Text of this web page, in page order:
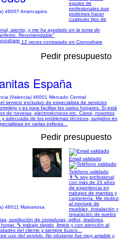
46007 Arrancapins
equipo de
profesionales que
podemos hacer
cualquier tipo de
atento, y me ha ayudado en la toma de
Recomendable"
12 veces contratado en Cronoshare
Pedir presupuesto
España
(Valencia) 46001 Mercado Central
servicio exclusivo de especialista de servicios
y es para facilitar los varios hogares. Si está
de neveras, electrotécnicos etc. Caros, nosotros
adecuada de los problemas técnicos, surgidos en
en varias esferas...
Pedir presupuesto
46011 Malvarrosa
Email validado
Teléfono validado
👨‍🔧 soy profesional
con más de 20 años
de experiencia en
trabajos de manitas y
carpintería. Me dedico
al montaje de
muebles, instalación y
reparación de suelos
sustitución de cerraduras, grifos, tiradores,
🔧 trabajo rápido, limpio y con atención al
del cliente y siempre busco...
uso del servicio. No obstante fue muy amable y